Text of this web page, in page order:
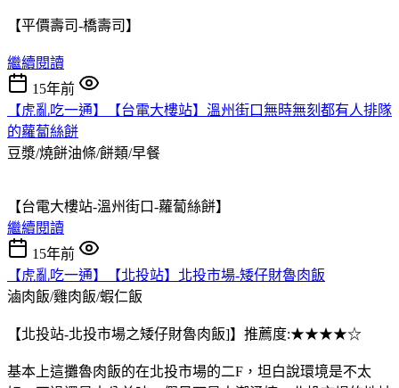
【平價壽司-橋壽司】
繼續閱讀
15年前
【虎亂吃一通】【台電大樓站】溫州街口無時無刻都有人排隊
的蘿蔔絲餅
豆漿/燒餅油條/餅類/早餐
【台電大樓站-溫州街口-蘿蔔絲餅】
繼續閱讀
15年前
【虎亂吃一通】【北投站】北投市場-矮仔財魯肉飯
滷肉飯/雞肉飯/蝦仁飯
【北投站-北投市場之矮仔財魯肉飯]】推薦度:★★★★☆
基本上這攤魯肉飯的在北投市場的二F，坦白說環境是不太